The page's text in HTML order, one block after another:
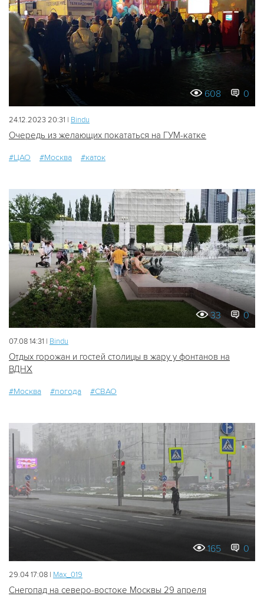
608 0
24.12.2023 20:31 | Bindu
Очередь из желающих покататься на ГУМ-катке
#ЦАО #Москва #каток
33 0
07.08 14:31 | Bindu
Отдых горожан и гостей столицы в жару у фонтанов на
ВДНХ
#Москва #погода #СВАО
165 0
29.04 17:08 | Мах_019
Снегопад на северо-востоке Москвы 29 апреля